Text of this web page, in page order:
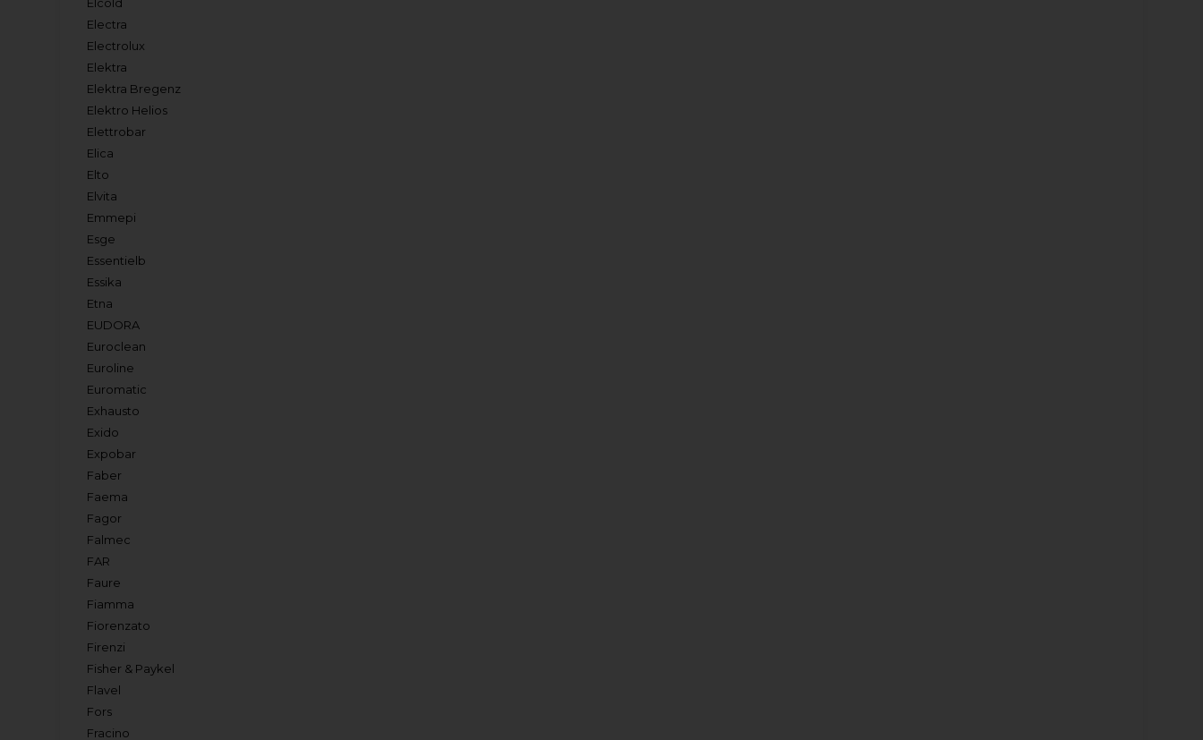
Electra
Electrolux
Elektra
Elektra Bregenz
Elektro Helios
Elettrobar
Elica
Elto
Elvita
Emmepi
Esge
Essentielb
Essika
Etna
EUDORA
Euroclean
Euroline
Euromatic
Exhausto
Exido
Expobar
Faber
Faema
Fagor
Falmec
FAR
Faure
Fiamma
Fiorenzato
Firenzi
Fisher & Paykel
Flavel
Fors
Fracino